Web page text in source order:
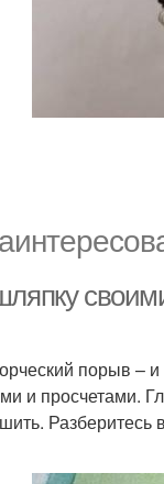
порыв –
и просчетами.
Разберитесь